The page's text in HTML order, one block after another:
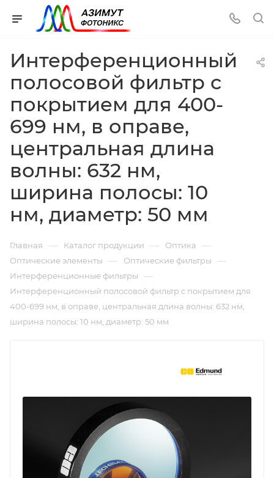
Интерференционный
полосовой фильтр с
покрытием для 400-
699 нм, в оправе,
центральная длина
волны: 632 нм,
ширина полосы: 10
нм, диаметр: 50 мм
Главная — Каталог продукции — Оптика —
Оптические элементы — Оптические фильтры —
Интерференционные фильтры —
Интерференционный полосовой фильтр с покрытием для
400-699 нм, в оправе, центральная длина волны: 632 нм,
ширина полосы: 10 нм, диаметр: 50 мм